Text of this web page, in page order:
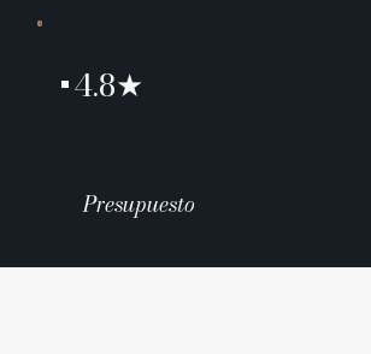
+4.8★
Presupuesto